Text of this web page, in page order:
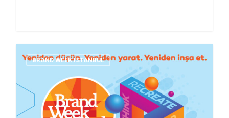
BRAND WEEK ISTANBUL